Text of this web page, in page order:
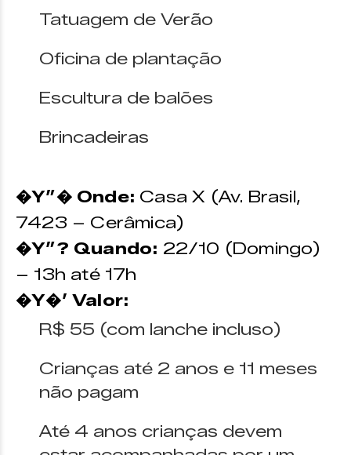
Tatuagem de Verão
Oficina de plantação
Escultura de balões
Brincadeiras
�Y”� Onde: Casa X (Av. Brasil,
7423 – Cerâmica)
�Y”? Quando: 22/10 (Domingo)
– 13h até 17h
�Y�’ Valor:
R$ 55 (com lanche incluso)
Crianças até 2 anos e 11 meses
não pagam
Até 4 anos crianças devem